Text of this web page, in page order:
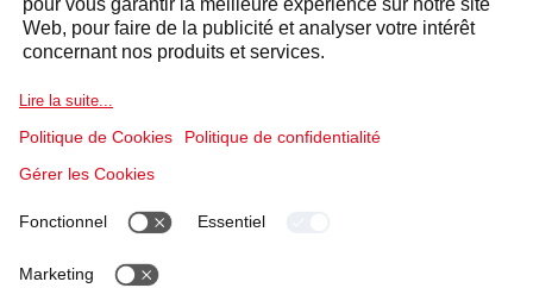
Secteurs
Groupe Selecta
Produits et solutions
Services